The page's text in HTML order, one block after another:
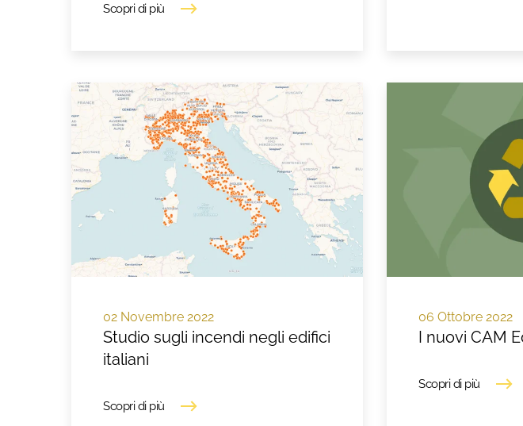
Scopri di più
02 Novembre 2022
Studio sugli incendi negli edifici
italiani
Scopri di più
06 Ottobre 2022
I nuovi CAM
Scopri di più